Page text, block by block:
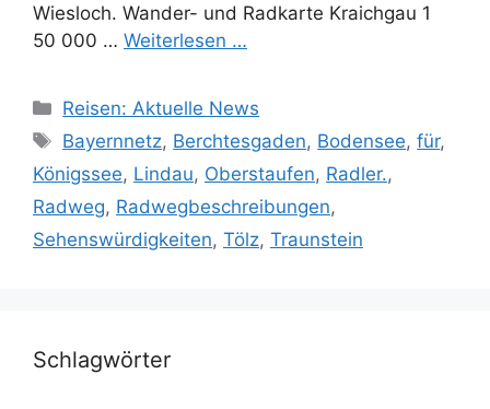
Wiesloch. Wander- und Radkarte Kraichgau 1
50 000 … Weiterlesen …
Kategorien
Reisen: Aktuelle News
Schlagwörter
Bayernnetz, Berchtesgaden, Bodensee,für,
Königssee, Lindau, Oberstaufen, Radler.,
Radweg, Radwegbeschreibungen,
Sehenswürdigkeiten, Tölz, Traunstein
Schlagwörter